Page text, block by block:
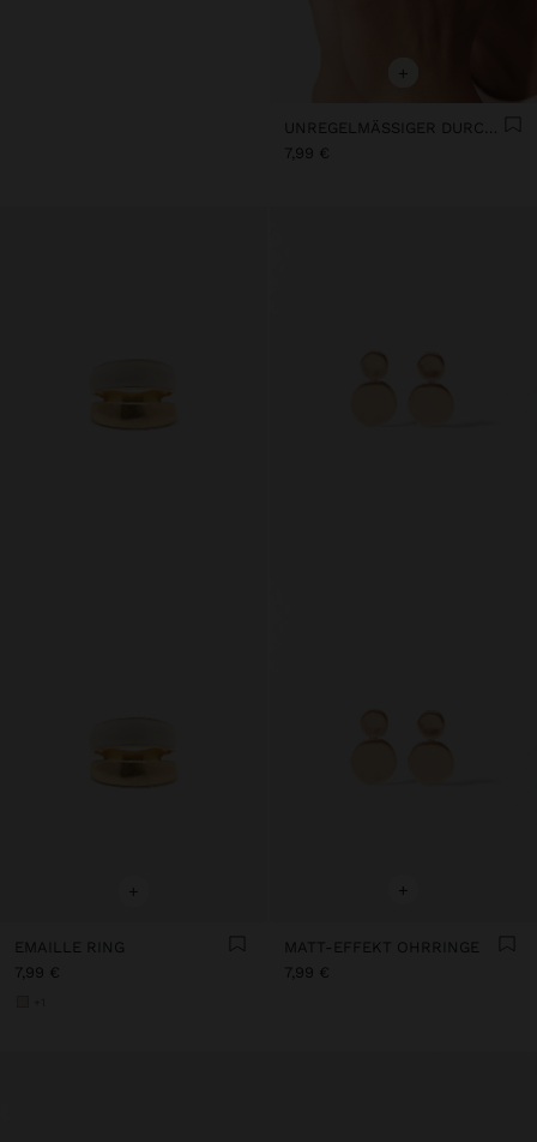
+
UNREGELMÄSSIGER DURCHBROCHENER RING
7,99 €
+
EMAILLE RING
7,99 €
+
MATT-EFFEKT OHRRINGE
7,99 €